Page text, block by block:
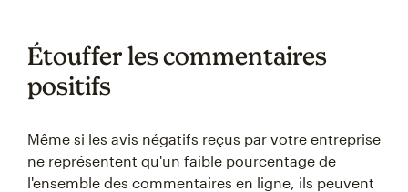
Étouffer les commentaires
positifs
Même si les avis négatifs reçus par votre entreprise
ne représentent qu'un faible pourcentage de
l'ensemble des commentaires en ligne, ils peuvent